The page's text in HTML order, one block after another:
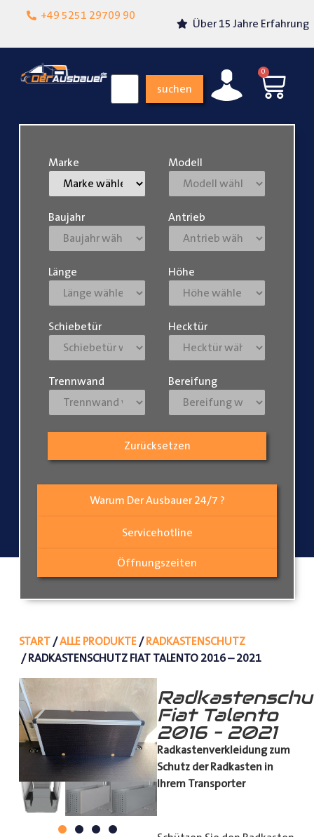
+49 5251 29709 90
Lokalgeschäft in
Über 15 Jahre Erfahrung
suchen
0
Warum Der Ausbauer 24/7 ?
Servicehotline
Öffnungszeiten
Marke Modell
Baujahr Antrieb
Länge Höhe
Schiebetür Hecktür
Trennwand Bereifung
Zurücksetzen
START/ALLE PRODUKTE/RADKASTENSCHUTZ
/ RADKASTENSCHUTZ FIAT TALENTO 2016 – 2021
Fiat Talento
2016 – 2021
Radkastenverkleidung zum
Schutz der Radkasten in
Ihrem Transporter